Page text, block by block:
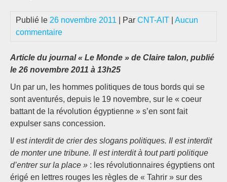
Publié le 26 novembre 2011 | Par CNT-AIT
Aucun
commentaire
Article du journal « Le Monde » de Claire talon, publié
le 26 novembre 2011 à 13h25
Un par un, les hommes politiques de tous bords qui se
sont aventurés, depuis le 19 novembre, sur le « coeur
battant de la révolution égyptienne » s’en sont fait
expulser sans concession.
l est interdit de crier des slogans politiques. Il est interdit
de monter une tribune. Il est interdit à tout parti politique
d’entrer sur la place » : les révolutionnaires égyptiens ont
érigé en lettres rouges les règles de « Tahrir » sur des